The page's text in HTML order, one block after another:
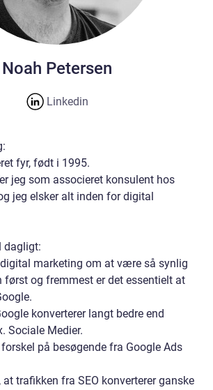
Noah Petersen
Linkedin
fyr, født i 1995.
jeg som associeret konsulent hos
jeg elsker alt inden for digital
dagligt:
marketing om at være så synlig
først og fremmest er det essentielt at
konverterer langt bedre end
Sociale Medier.
på besøgende fra Google Ads
at trafikken fra SEO konverterer ganske